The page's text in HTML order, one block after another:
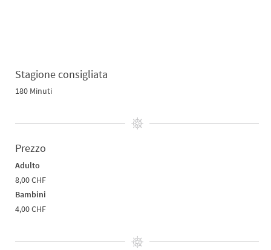
Stagione consigliata
180 Minuti
Prezzo
Adulto
8,00 CHF
Bambini
4,00 CHF